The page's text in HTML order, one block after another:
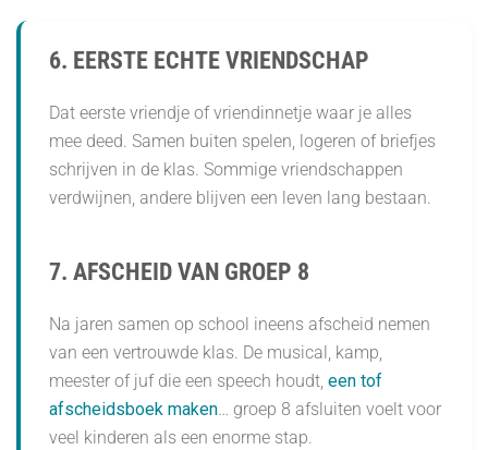
6. EERSTE ECHTE VRIENDSCHAP
Dat eerste vriendje of vriendinnetje waar je alles
mee deed. Samen buiten spelen, logeren of briefjes
schrijven in de klas. Sommige vriendschappen
verdwijnen, andere blijven een leven lang bestaan.
7. AFSCHEID VAN GROEP 8
Na jaren samen op school ineens afscheid nemen
van een vertrouwde klas. De musical, kamp,
meester of juf die een speech houdt, een tof
afscheidsboek maken… groep 8 afsluiten voelt voor
veel kinderen als een enorme stap.